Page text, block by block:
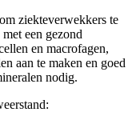
ziekteverwekkers te
een gezond
en macrofagen,
aan te maken en goed
nodig.